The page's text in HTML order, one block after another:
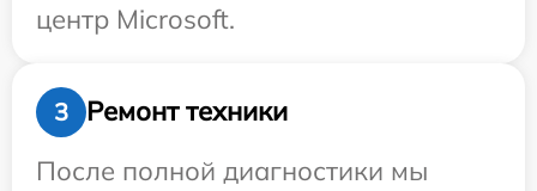
центр Microsoft.
3
Ремонт техники
После полной диагностики мы